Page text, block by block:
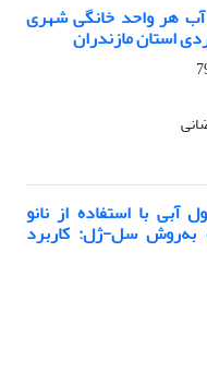
هر واحد خانگی شهری
آبی بااستفاده از نانو
روش سل-ژل: کاربرد